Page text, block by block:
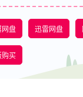
网盘 迅雷网盘
购买